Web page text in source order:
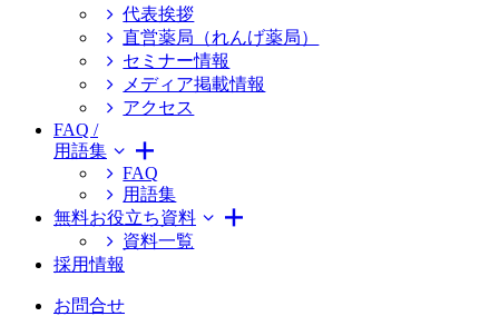
代表挨拶
直営薬局（れんげ薬局）
セミナー情報
メディア掲載情報
アクセス
FAQ /
用語集
FAQ
用語集
無料お役立ち資料
資料一覧
採用情報
お問合せ